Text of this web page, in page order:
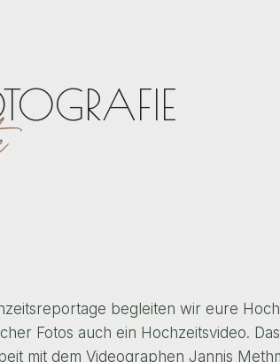
begleiten wir eure
Fotos auch ein Hochzeitsvideo.
mit dem Videographen Jannis